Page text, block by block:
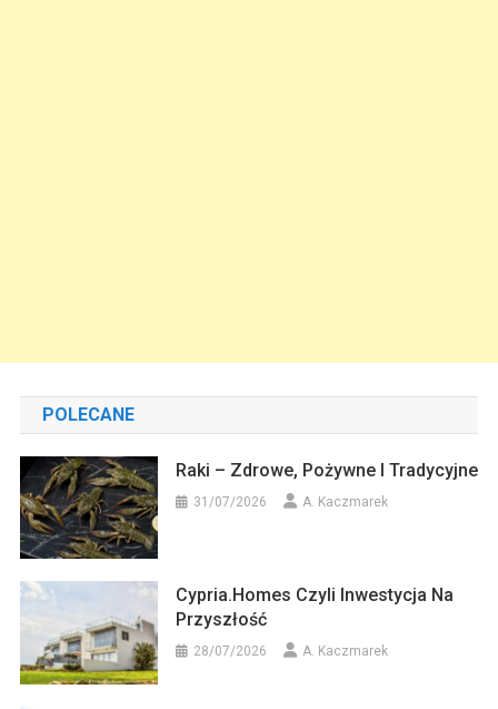
POLECANE
Raki – Zdrowe, Pożywne I Tradycyjne
31/07/2026 A. Kaczmarek
Cypria.homes Czyli Inwestycja Na
Przyszłość
28/07/2026 A. Kaczmarek